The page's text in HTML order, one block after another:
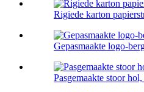
Rigiede karton
Gepasmaakte logo-
Pasgemaakte stoor